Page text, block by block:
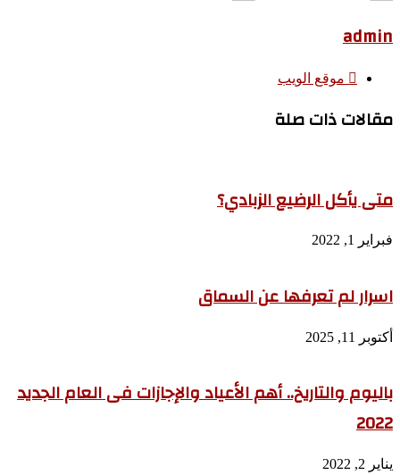
admin
موقع الويب
مقالات ذات صلة
متى يأكل الرضيع الزبادي؟
فبراير 1, 2022
اسرار لم تعرفها عن السماق
أكتوبر 11, 2025
باليوم والتاريخ.. أهم الأعياد والإجازات فى العام الجديد
2022
يناير 2, 2022